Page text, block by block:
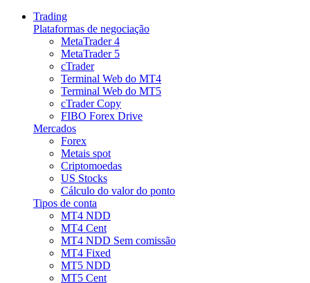
Trading
Plataformas de negociação
MetaTrader 4
MetaTrader 5
cTrader
Terminal Web do MT4
Terminal Web do MT5
cTrader Copy
FIBO Forex Drive
Mercados
Forex
Metais spot
Criptomoedas
US Stocks
Cálculo do valor do ponto
Tipos de conta
MT4 NDD
MT4 Cent
MT4 NDD Sem comissão
MT4 Fixed
MT5 NDD
MT5 Cent